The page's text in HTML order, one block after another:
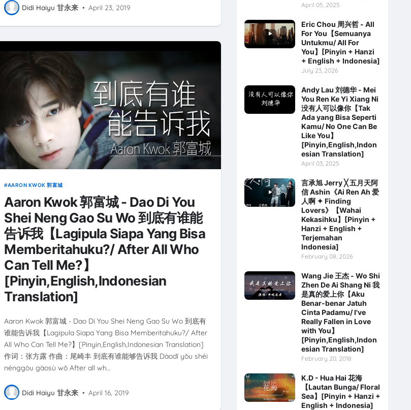
Didi Haiyu 甘永来 • April 23, 2019
AARON KWOK 郭富城
Aaron Kwok 郭富城 - Dao Di You
Shei Neng Gao Su Wo 到底有谁能
告诉我【Lagipula Siapa Yang Bisa
Memberitahuku?/ After All Who
Can Tell Me?】
[Pinyin,English,Indonesian
Translation]
Aaron Kwok 郭富城 - Dao Di You Shei Neng Gao Su Wo 到底有
谁能告诉我【Lagipula Siapa Yang Bisa Memberitahuku?/ After
All Who Can Tell Me?】[Pinyin,English,Indonesian Translation]
作词：张方露 作曲：尾崎丰 到底有谁能够告诉我 Dàodǐ yǒu shéi
nénggòu gàosù wǒ After all wh…
Didi Haiyu 甘永来 • April 16, 2019
April 05, 2025
Eric Chou 周兴哲 - All
For You【Semuanya
Untukmu/ All For
You】[Pinyin + Hanzi
+ English + Indonesia]
July 23, 2026
Andy Lau 刘德华 - Mei
You Ren Ke Yi Xiang Ni
没有人可以像你【Tak
Ada yang Bisa Seperti
Kamu/ No One Can Be
Like You】
[Pinyin,English,Indon
esian Translation]
April 03, 2025
言承旭 Jerry ╳ 五月天阿
信 Ashin《Ai Ren Ah 爱
人啊 ✦ Finding
Lovers》【Wahai
Kekasihku】[Pinyin +
Hanzi + English +
Terjemahan
Indonesia]
February 08, 2026
Wang Jie 王杰 - Wo Shi
Zhen De Ai Shang Ni 我
是真的爱上你【Aku
Benar-benar Jatuh
Cinta Padamu/ I've
Really Fallen in Love
with You】
[Pinyin,English,Indon
esian Translation]
February 20, 2018
K.D - Hua Hai 花海
【Lautan Bunga/ Floral
Sea】[Pinyin + Hanzi +
English + Indonesia]